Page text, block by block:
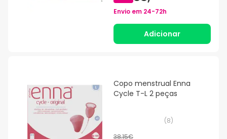
Envio em 24-72h
Adicionar
Copo menstrual Enna
Cycle T-L 2 peças
(8)
38,15€